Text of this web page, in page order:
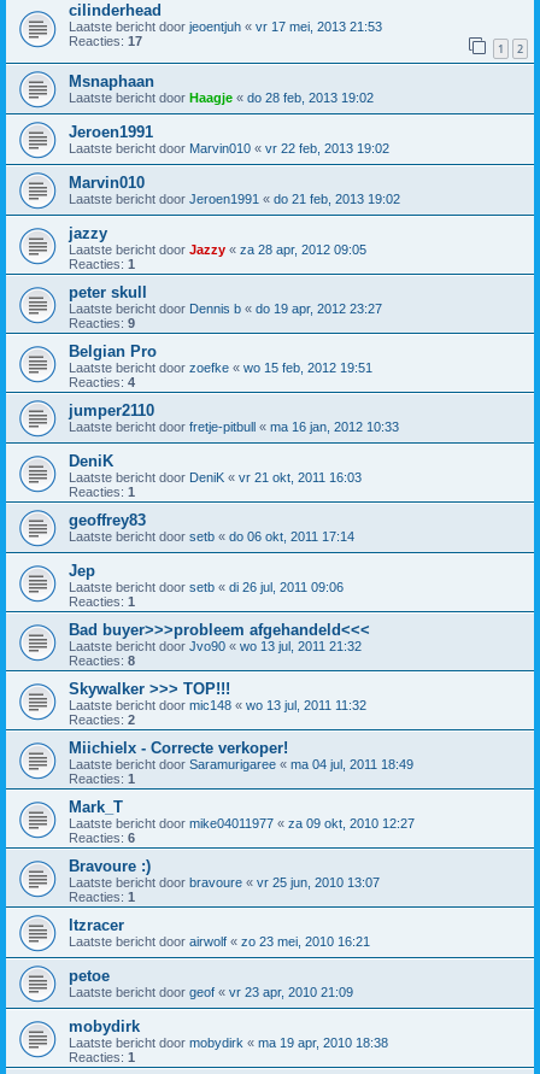
cilinderhead
Laatste bericht door jeoentjuh « vr 17 mei, 2013 21:53
Reacties: 17 1 2
Msnaphaan
Laatste bericht door Haagje « do 28 feb, 2013 19:02
Jeroen1991
Laatste bericht door Marvin010 « vr 22 feb, 2013 19:02
Marvin010
Laatste bericht door Jeroen1991 « do 21 feb, 2013 19:02
jazzy
Laatste bericht door Jazzy « za 28 apr, 2012 09:05
Reacties: 1
peter skull
Laatste bericht door Dennis b « do 19 apr, 2012 23:27
Reacties: 9
Belgian Pro
Laatste bericht door zoefke « wo 15 feb, 2012 19:51
Reacties: 4
jumper2110
Laatste bericht door fretje-pitbull « ma 16 jan, 2012 10:33
DeniK
Laatste bericht door DeniK « vr 21 okt, 2011 16:03
Reacties: 1
geoffrey83
Laatste bericht door setb « do 06 okt, 2011 17:14
Jep
Laatste bericht door setb « di 26 jul, 2011 09:06
Reacties: 1
Bad buyer>>>probleem afgehandeld<<<
Laatste bericht door Jvo90 « wo 13 jul, 2011 21:32
Reacties: 8
Skywalker >>> TOP!!!
Laatste bericht door mic148 « wo 13 jul, 2011 11:32
Reacties: 2
Miichielx - Correcte verkoper!
Laatste bericht door Saramurigaree « ma 04 jul, 2011 18:49
Reacties: 1
Mark_T
Laatste bericht door mike04011977 « za 09 okt, 2010 12:27
Reacties: 6
Bravoure :)
Laatste bericht door bravoure « vr 25 jun, 2010 13:07
Reacties: 1
ltzracer
Laatste bericht door airwolf « zo 23 mei, 2010 16:21
petoe
Laatste bericht door geof « vr 23 apr, 2010 21:09
mobydirk
Laatste bericht door mobydirk « ma 19 apr, 2010 18:38
Reacties: 1